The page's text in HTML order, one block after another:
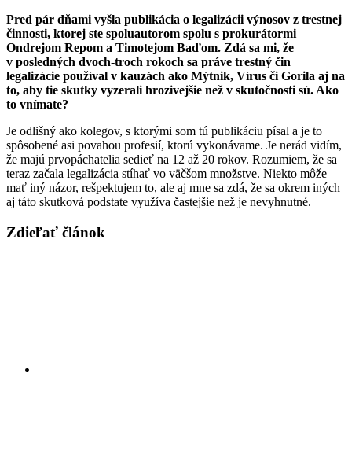
Pred pár dňami vyšla publikácia o legalizácii výnosov z trestnej
činnosti, ktorej ste spoluautorom spolu s prokurátormi
Ondrejom Repom a Timotejom Baďom. Zdá sa mi, že
v posledných dvoch-troch rokoch sa práve trestný čin
legalizácie používal v kauzách ako Mýtnik, Vírus či Gorila aj na
to, aby tie skutky vyzerali hrozivejšie než v skutočnosti sú. Ako
to vnímate?
Je odlišný ako kolegov, s ktorými som tú publikáciu písal a je to
spôsobené asi povahou profesií, ktorú vykonávame. Je nerád vidím,
že majú prvopáchatelia sedieť na 12 až 20 rokov. Rozumiem, že sa
teraz začala legalizácia stíhať vo väčšom množstve. Niekto môže
mať iný názor, rešpektujem to, ale aj mne sa zdá, že sa okrem iných
aj táto skutková podstate využíva častejšie než je nevyhnutné.
Zdieľať článok